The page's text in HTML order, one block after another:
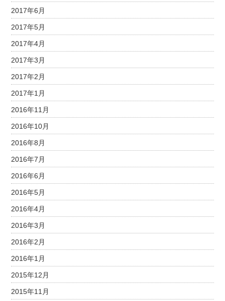
2017年6月
2017年5月
2017年4月
2017年3月
2017年2月
2017年1月
2016年11月
2016年10月
2016年8月
2016年7月
2016年6月
2016年5月
2016年4月
2016年3月
2016年2月
2016年1月
2015年12月
2015年11月